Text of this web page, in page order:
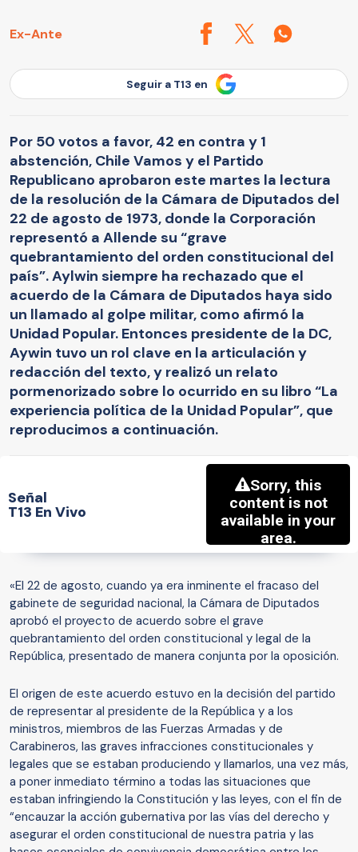
Ex-Ante
Seguir a T13 en
Por 50 votos a favor, 42 en contra y 1
abstención, Chile Vamos y el Partido
Republicano aprobaron este martes la lectura
de la resolución de la Cámara de Diputados del
22 de agosto de 1973, donde la Corporación
representó a Allende su “grave
quebrantamiento del orden constitucional del
país”. Aylwin siempre ha rechazado que el
acuerdo de la Cámara de Diputados haya sido
un llamado al golpe militar, como afirmó la
Unidad Popular. Entonces presidente de la DC,
Aywin tuvo un rol clave en la articulación y
redacción del texto, y realizó un relato
pormenorizado sobre lo ocurrido en su libro “La
experiencia política de la Unidad Popular”, que
reproducimos a continuación.
Señal
T13 En Vivo
«El 22 de agosto, cuando ya era inminente el fracaso del
gabinete de seguridad nacional, la Cámara de Diputados
aprobó el proyecto de acuerdo sobre el grave
quebrantamiento del orden constitucional y legal de la
República, presentado de manera conjunta por la oposición.
El origen de este acuerdo estuvo en la decisión del partido
de representar al presidente de la República y a los
ministros, miembros de las Fuerzas Armadas y de
Carabineros, las graves infracciones constitucionales y
legales que se estaban produciendo y llamarlos, una vez más,
a poner inmediato término a todas las situaciones que
estaban infringiendo la Constitución y las leyes, con el fin de
“encauzar la acción gubernativa por las vías del derecho y
asegurar el orden constitucional de nuestra patria y las